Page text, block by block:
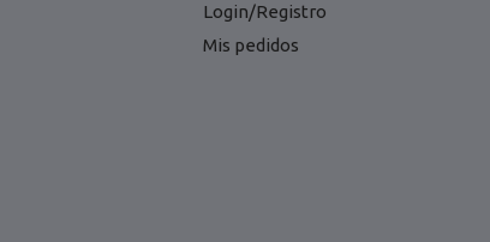
Login/Registro
Mis pedidos